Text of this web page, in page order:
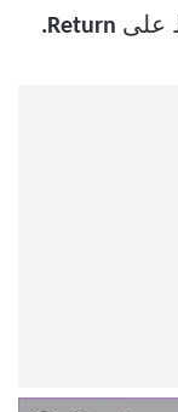
على Return.